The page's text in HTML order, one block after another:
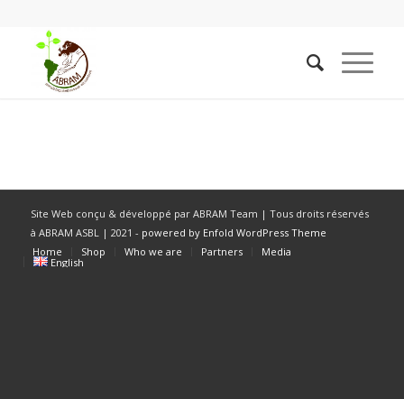
Site Web conçu & développé par ABRAM Team | Tous droits réservés
à ABRAM ASBL | 2021 - powered by Enfold WordPress Theme
Home
Shop Who we are Partners
Media
English